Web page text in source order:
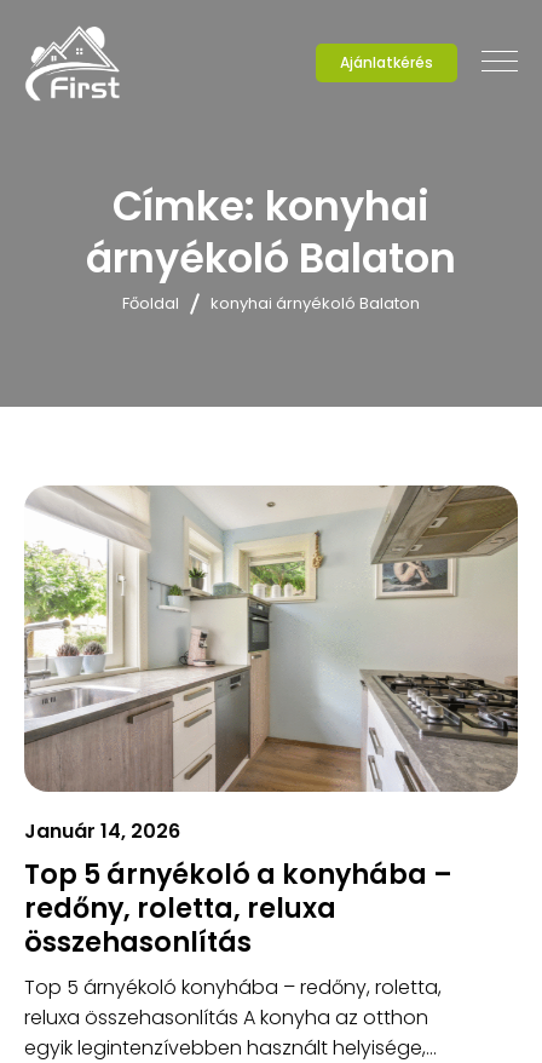
Ajánlatkérés
Címke: konyhai
árnyékoló Balaton
Főoldal konyhai árnyékoló Balaton
Január 14, 2026
Top 5 árnyékoló a konyhába –
redőny, roletta, reluxa
összehasonlítás
Top 5 árnyékoló konyhába – redőny, roletta,
reluxa összehasonlítás A konyha az otthon
egyik legintenzívebben használt helyisége,...